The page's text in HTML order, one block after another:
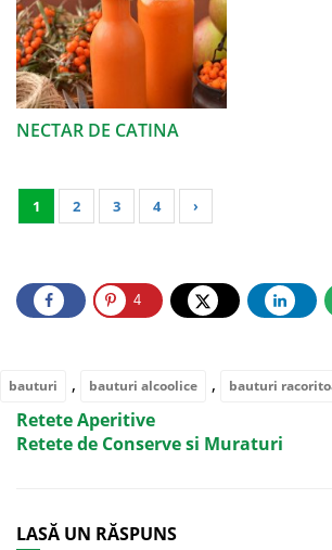
NECTAR DE CATINA
1 2 3 4 ›
4
bauturi , bauturi alcoolice , bauturi
Retete Aperitive
Retete de Conserve si Muraturi
LASĂ UN RĂSPUNS